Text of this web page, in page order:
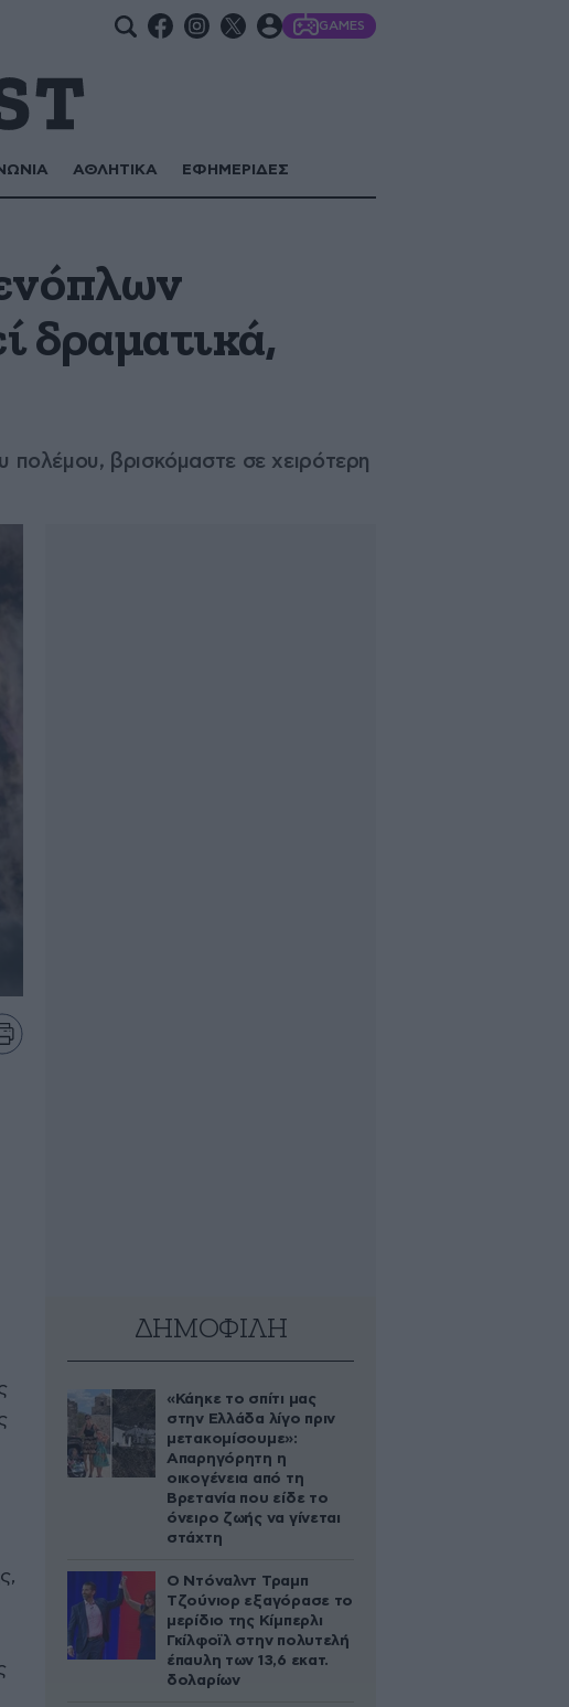
GAMES
ΑΘΛΗΤΙΚΑ ΕΦΗΜΕΡΙΔΕΣ
δραματικά,
βρισκόμαστε σε χειρότερη
ΔΗΜΟΦΙΛΗ
«Κάηκε το σπίτι μας
στην Ελλάδα λίγο πριν
μετακομίσουμε»:
Απαρηγόρητη η
οικογένεια από τη
Βρετανία που είδε το
όνειρο ζωής να γίνεται
στάχτη
Ο Ντόναλντ Τραμπ
Τζούνιορ εξαγόρασε το
μερίδιο της Κίμπερλι
Γκίλφοϊλ στην πολυτελή
έπαυλη των 13,6 εκατ.
δολαρίων